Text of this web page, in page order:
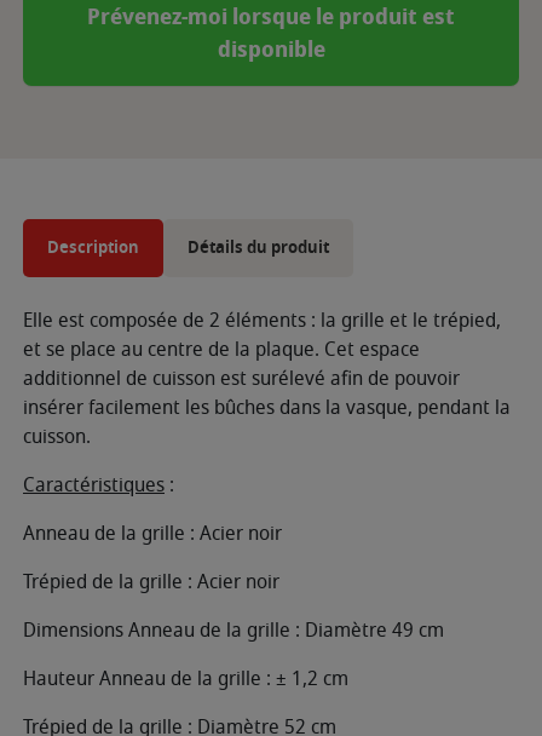
Prévenez-moi lorsque le produit est
disponible
Description Détails du produit
Elle est composée de 2 éléments : la grille et le trépied,
et se place au centre de la plaque. Cet espace
additionnel de cuisson est surélevé afin de pouvoir
insérer facilement les bûches dans la vasque, pendant la
cuisson.
Caractéristiques :
Anneau de la grille : Acier noir
Trépied de la grille : Acier noir
Dimensions Anneau de la grille : Diamètre 49 cm
Hauteur Anneau de la grille : ± 1,2 cm
Trépied de la grille : Diamètre 52 cm